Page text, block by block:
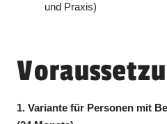
und Praxis)
1. Variante für Personen mit